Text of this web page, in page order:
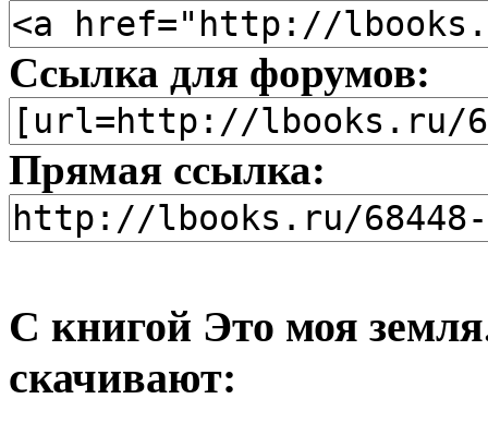
Ссылка для форумов:
Прямая ссылка:
С книгой Это моя
скачивают: